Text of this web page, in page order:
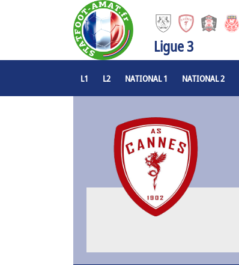
Ligue 3
L1 L2 NATIONAL 1 NATIONAL 2